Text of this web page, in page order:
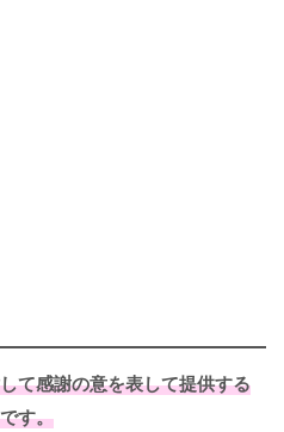
て感謝の意を表して提供する
す。